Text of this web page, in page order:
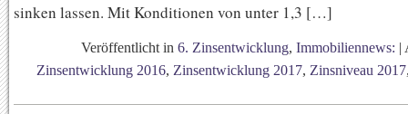
sinken lassen. Mit Konditionen von unter 1,3 […]
Veröffentlicht in 6. Zinsentwicklung, Immobiliennews: |
Zinsentwicklung 2016, Zinsentwicklung 2017, Zinsniveau 2017